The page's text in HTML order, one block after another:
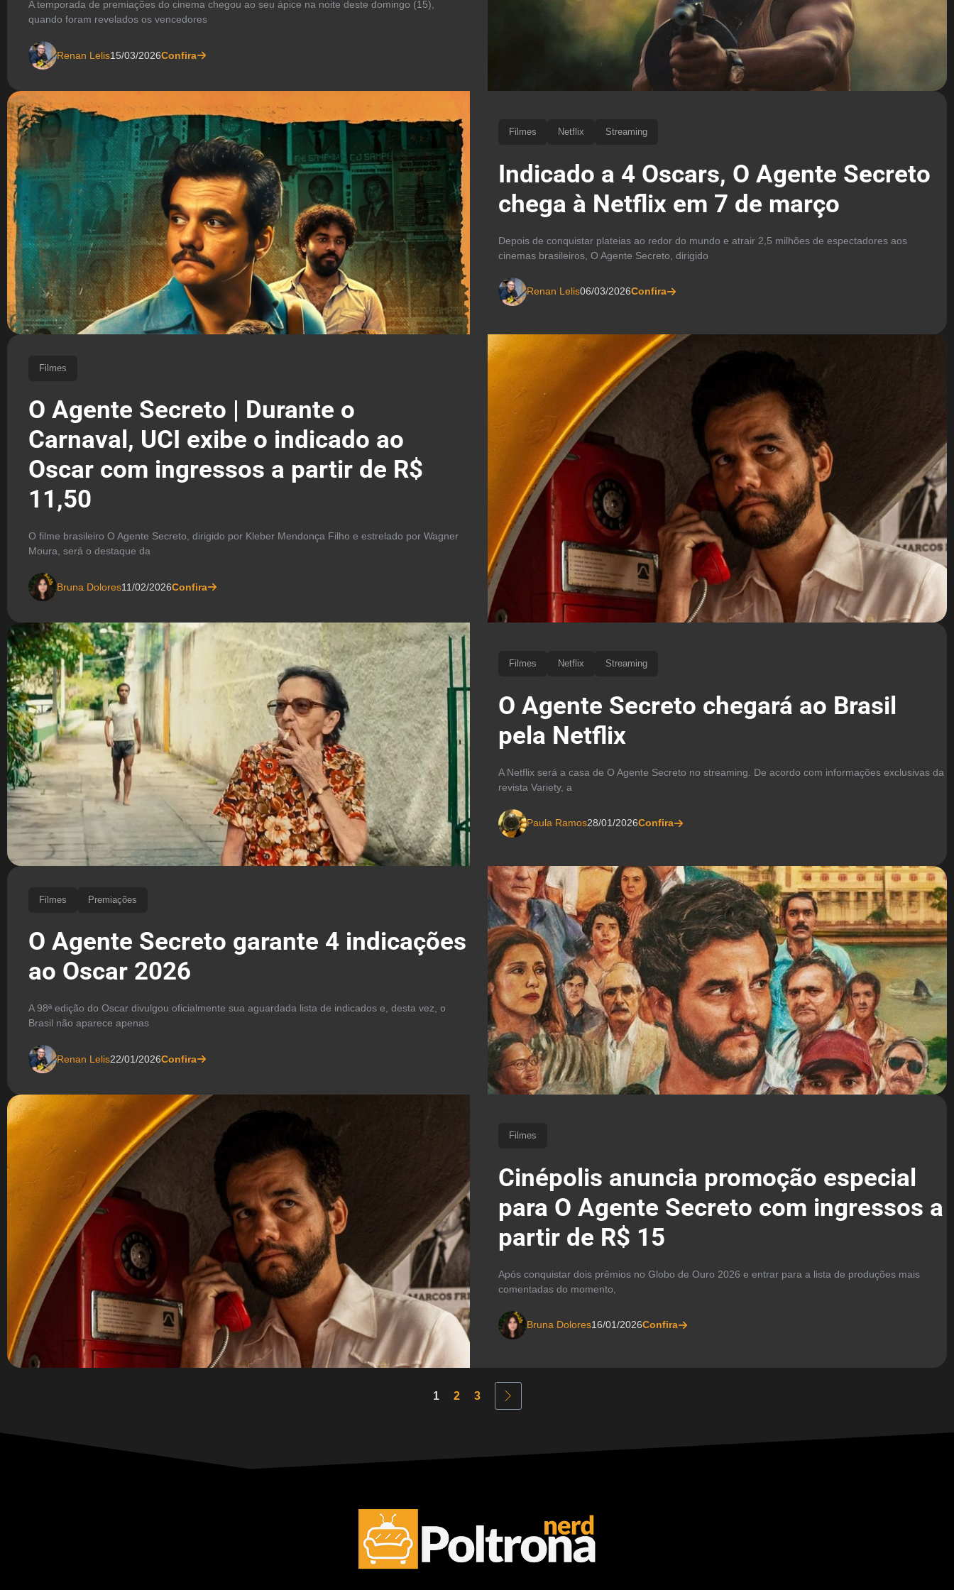
A temporada de premiações do cinema chegou ao seu ápice na noite deste domingo (15),
quando foram revelados os vencedores
Renan Lelis15/03/2026Confira
Filmes Netflix Streaming
Indicado a 4 Oscars, O Agente Secreto
chega à Netflix em 7 de março
Depois de conquistar plateias ao redor do mundo e atrair 2,5 milhões de espectadores aos
cinemas brasileiros, O Agente Secreto, dirigido
Renan Lelis06/03/2026Confira
Filmes
O Agente Secreto | Durante o
Carnaval, UCI exibe o indicado ao
Oscar com ingressos a partir de R$
11,50
O filme brasileiro O Agente Secreto, dirigido por Kleber Mendonça Filho e estrelado por Wagner
Moura, será o destaque da
Bruna Dolores11/02/2026Confira
Filmes Netflix Streaming
O Agente Secreto chegará ao Brasil
pela Netflix
A Netflix será a casa de O Agente Secreto no streaming. De acordo com informações exclusivas da
revista Variety, a
Paula Ramos28/01/2026Confira
Filmes Premiações
O Agente Secreto garante 4 indicações
ao Oscar 2026
A 98ª edição do Oscar divulgou oficialmente sua aguardada lista de indicados e, desta vez, o
Brasil não aparece apenas
Renan Lelis22/01/2026Confira
Filmes
Cinépolis anuncia promoção especial
para O Agente Secreto com ingressos a
partir de R$ 15
Após conquistar dois prêmios no Globo de Ouro 2026 e entrar para a lista de produções mais
comentadas do momento,
Bruna Dolores16/01/2026Confira
1 2 3